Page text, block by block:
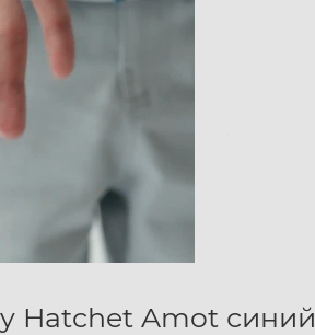
Hatchet Amot синий